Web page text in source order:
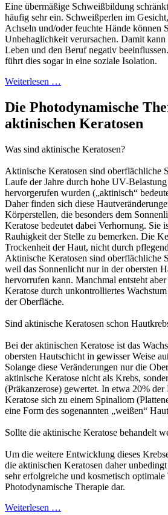
Eine übermäßige Schweißbildung
häufig sehr ein. Schweißperlen im
Achseln und/oder feuchte Hände können
Unbehaglichkeit verursachen. Damit
Leben und den Beruf negativ
führt dies sogar in eine soziale Isolation.
Weiterlesen …
Die Photodynamische
aktinischen Keratosen
Was sind aktinische Keratosen?
Aktinische Keratosen sind oberflächliche
Laufe der Jahre durch hohe UV-
hervorgerufen wurden („aktinisch“
Daher finden sich diese
Körperstellen, die besonders dem
Keratose bedeutet dabei Verhornung. Sie
Rauhigkeit der Stelle zu bemerken. Die
Trockenheit der Haut, nicht durch
Aktinische Keratosen sind oberflächliche
weil das Sonnenlicht nur in der obersten
hervorrufen kann. Manchmal entsteht
Keratose durch unkontrolliertes
der Oberfläche.
Sind aktinische Keratosen schon
Bei der aktinischen Keratose ist das
obersten Hautschicht in gewisser Weise
Solange diese Veränderungen nur die
aktinische Keratose nicht als Krebs,
(Präkanzerose) gewertet. In etwa 20%
Keratose sich zu einem Spinaliom
eine Form des sogenannten „weißen“
Sollte die aktinische Keratose behandelt
Um die weitere Entwicklung dieses
die aktinischen Keratosen daher
sehr erfolgreiche und kosmetisch
Photodynamische Therapie dar.
Weiterlesen …